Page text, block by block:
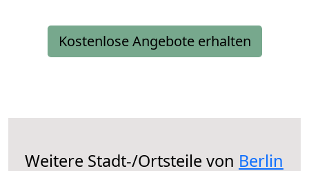
Kostenlose Angebote erhalten
Weitere Stadt-/Ortsteile von Berlin